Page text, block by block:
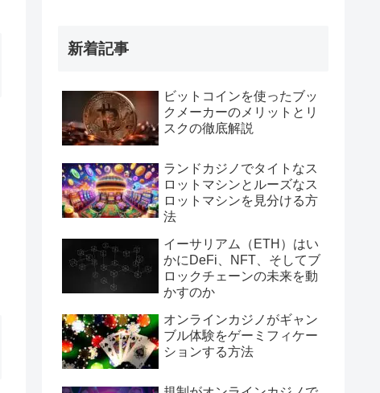
新着記事
ビットコインを使ったブッ
クメーカーのメリットとリ
スクの徹底解説
ランドカジノでタイトなス
ロットマシンとルーズなス
ロットマシンを見分ける方
法
イーサリアム（ETH）はい
かにDeFi、NFT、そしてブ
ロックチェーンの未来を動
かすのか
オンラインカジノがギャン
ブル体験をゲーミフィケー
ションする方法